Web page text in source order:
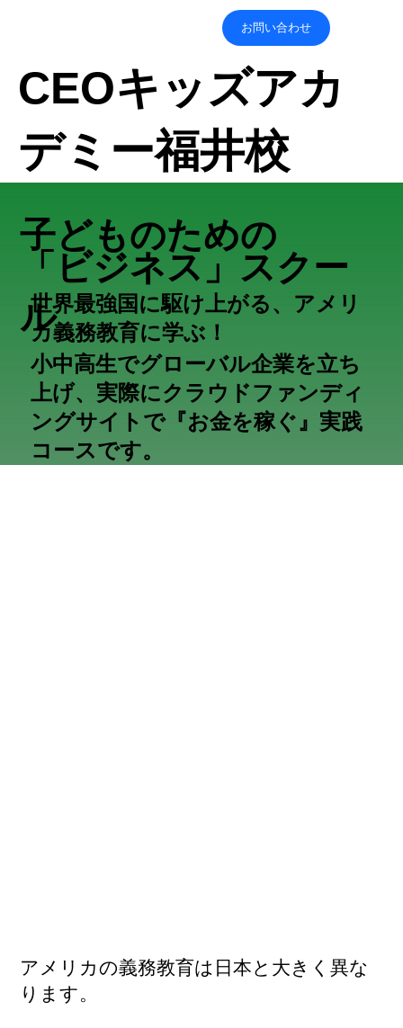
お問い合わせ
​CEOキッズアカ
デミー福井校
世界最強国に駆け上がる、アメリ
カ義務教育に学ぶ！
小中高生でグローバル企業を立ち
上げ、実際にクラウドファンディ
ングサイトで『お金を稼ぐ』実践
コースです。
子どものための
「ビジネス」スクー
ル
アメリカの義務教育は日本と大きく異な
ります。